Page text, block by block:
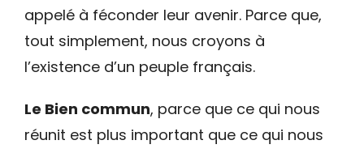
appelé à féconder leur avenir. Parce que,
tout simplement, nous croyons à
l’existence d’un peuple français.
Le Bien commun, parce que ce qui nous
réunit est plus important que ce qui nous